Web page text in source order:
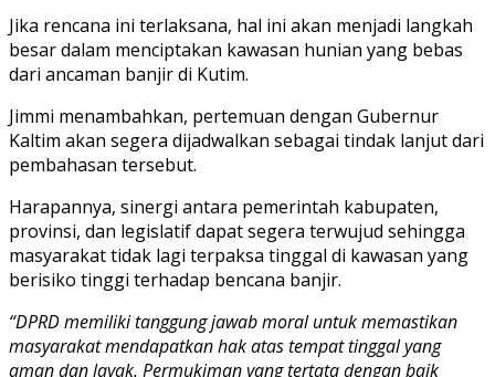
Jika rencana ini terlaksana, hal ini akan menjadi langkah
besar dalam menciptakan kawasan hunian yang bebas
dari ancaman banjir di Kutim.
Jimmi menambahkan, pertemuan dengan Gubernur
Kaltim akan segera dijadwalkan sebagai tindak lanjut dari
pembahasan tersebut.
Harapannya, sinergi antara pemerintah kabupaten,
provinsi, dan legislatif dapat segera terwujud sehingga
masyarakat tidak lagi terpaksa tinggal di kawasan yang
berisiko tinggi terhadap bencana banjir.
“DPRD memiliki tanggung jawab moral untuk memastikan
masyarakat mendapatkan hak atas tempat tinggal yang
aman dan layak. Permukiman yang tertata dengan baik